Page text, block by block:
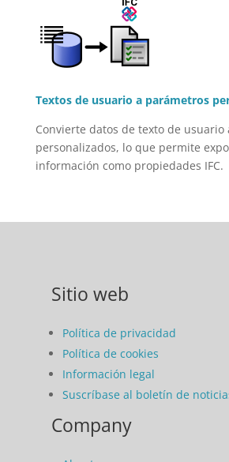
Textos de usuario a parámetros
Convierte datos de texto de usuario
personalizados, lo que permite
información como propiedades IFC.
Sitio web
Política de privacidad
Política de cookies
Información legal
Suscríbase al boletín de
Company